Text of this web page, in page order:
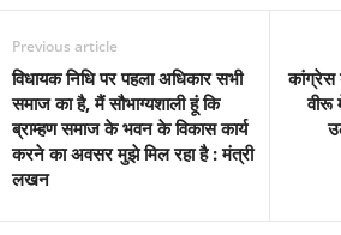
Previous article
विधायक निधि पर पहला अधिकार सभी
समाज का है, मैं सौभाग्यशाली हूं कि
ब्राम्हण समाज के भवन के विकास कार्य
करने का अवसर मुझे मिल रहा है : मंत्री
लखन
कांग्रेस
वीरू